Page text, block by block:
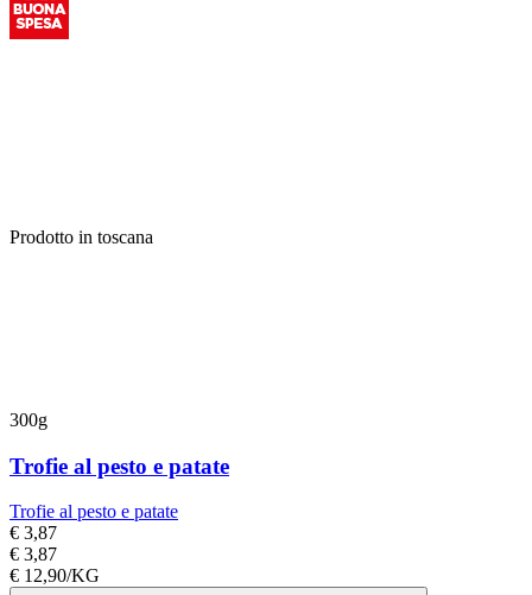
Prodotto in toscana
300g
Trofie al pesto e patate
Trofie al pesto e patate
€ 3,87
€ 3,87
€ 12,90/KG